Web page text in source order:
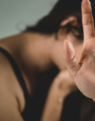
അച്ഛന്‍ പീഡിപ്പിച്ചത്
മലയാലപ്പുഴ
പത്തനംതിട്ട: